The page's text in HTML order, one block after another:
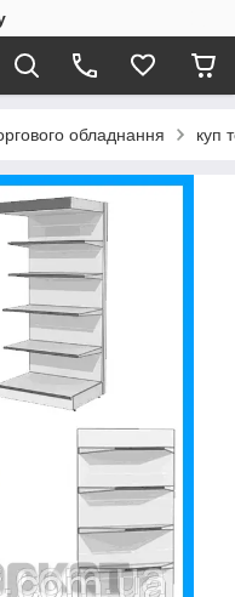
обладнання куп